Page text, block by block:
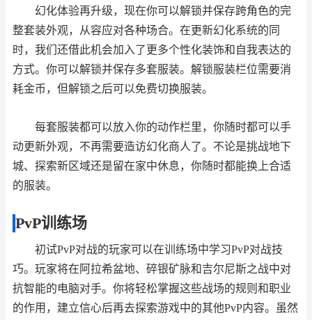
幻化体验再升级，现在你可以解锁并保存跨角色的完
整套装外观，从容应对各种场合。在更新幻化系统的同
时，我们还借此机会加入了更多个性化装饰和自我表达的
方式。你可以解锁并保存多套服装。解锁服装栏位需要消
耗金币，但解锁之后可以免费切换服装。
每套服装都可以放入你的动作栏里，你随时都可以手
动更新外观，不再需要造访幻化商人了。不论是挑战地下
城、探索新区域还是留在家中休息，你随时都能换上合适
的服装。
PvP训练场
初试PvP对战的玩家可以在训练场中学习PvP对战技
巧。玩家将在阿拉希盆地、碎银矿脉和吉尔尼斯之战中对
抗智能的电脑对手。你将轻松掌握这些战场的规则和职业
的作用，建立信心后再去探索游戏中的其他PvP内容。虽然